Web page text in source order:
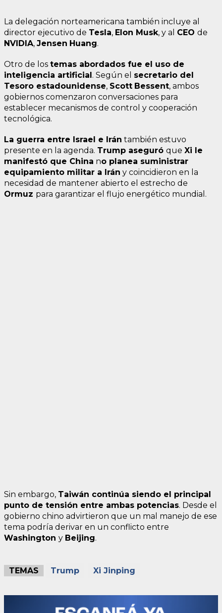
La delegación norteamericana también incluye al
director ejecutivo de Tesla, Elon Musk, y al CEO de
NVIDIA, Jensen Huang.
Otro de los temas abordados fue el uso de
inteligencia artificial . Según el secretario del
Tesoro estadounidense, Scott Bessent, ambos
gobiernos comenzaron conversaciones para
establecer mecanismos de control y cooperación
tecnológica.
La guerra entre Israel e Irán también estuvo
presente en la agenda. Trump aseguró que Xi le
manifestó que China no planea suministrar
equipamiento militar a Irán y coincidieron en la
necesidad de mantener abierto el estrecho de
Ormuz para garantizar el flujo energético mundial.
Sin embargo, Taiwán continúa siendo el principal
punto de tensión entre ambas potencias. Desde el
gobierno chino advirtieron que un mal manejo de ese
tema podría derivar en un conflicto entre
Washington y Beijing.
TEMAS Trump Xi Jinping